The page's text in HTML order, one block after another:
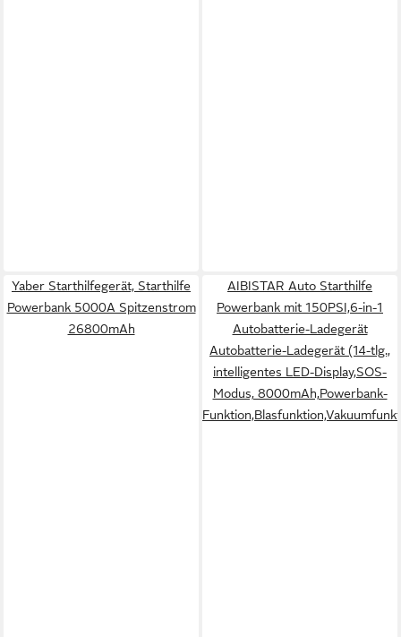
Yaber Starthilfegerät, Starthilfe
Powerbank 5000A Spitzenstrom
26800mAh
AIBISTAR Auto Starthilfe
Powerbank mit 150PSI,6-in-1
Autobatterie-Ladegerät
Autobatterie-Ladegerät (14-tlg.,
intelligentes LED-Display,SOS-
Modus, 8000mAh,Powerbank-